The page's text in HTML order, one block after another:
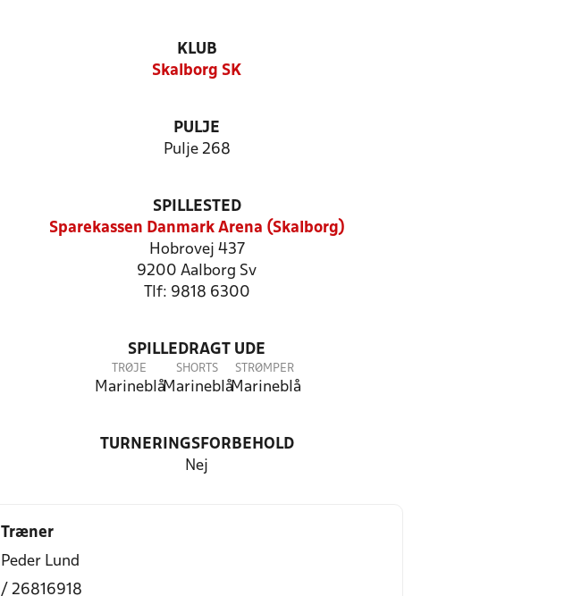
KLUB
Skalborg SK
PULJE
Pulje 268
SPILLESTED
Sparekassen Danmark Arena (Skalborg)
Hobrovej 437
9200 Aalborg Sv
Tlf: 9818 6300
SPILLEDRAGT UDE
TRØJE
Marineblå
SHORTS
Marineblå
STRØMPER
Marineblå
TURNERINGSFORBEHOLD
Nej
Træner
Peder Lund
/ 26816918